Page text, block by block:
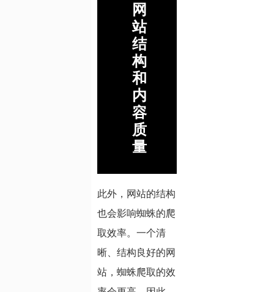
网
站
结
构
和
内
容
质
量
此外，网站的结构
也会影响蜘蛛的爬
取效率。一个清
晰、结构良好的网
站，蜘蛛爬取的效